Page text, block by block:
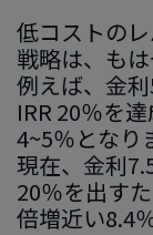
低コストの​
戦略は、も
例えば、​金利
IRR 20％を​
4~5％と​なり
現在、​金利
20％を​出す
倍増近い​8.4